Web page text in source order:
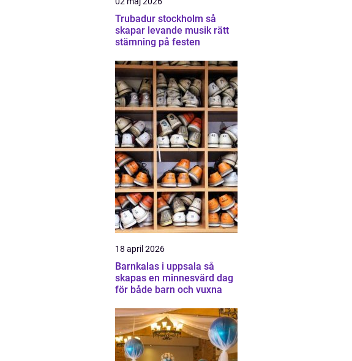
Trubadur stockholm så
skapar levande musik rätt
stämning på festen
18 april 2026
Barnkalas i uppsala så
skapas en minnesvärd dag
för både barn och vuxna